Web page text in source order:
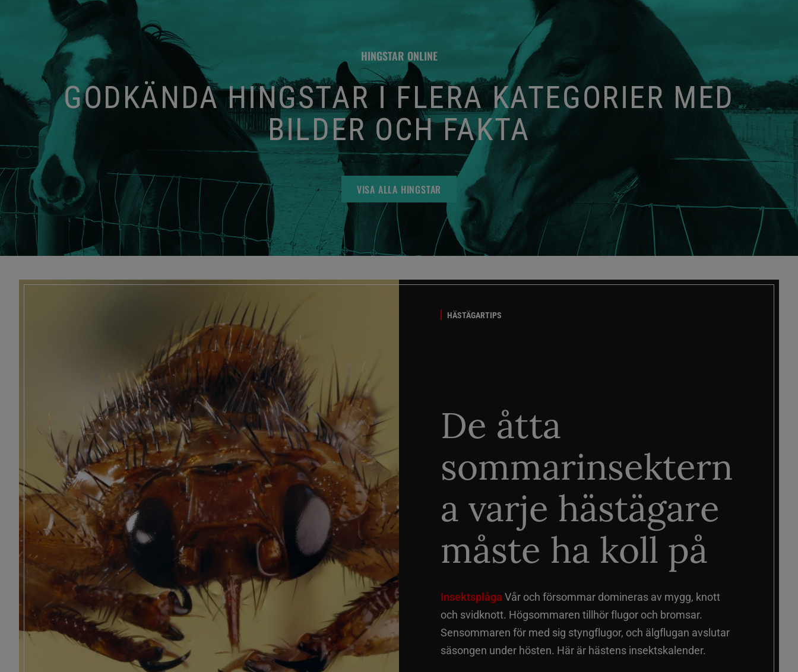
HINGSTAR ONLINE
GODKÄNDA HINGSTAR I FLERA KATEGORIER MED
BILDER OCH FAKTA
VISA ALLA HINGSTAR
HÄSTÄGARTIPS
De åtta
sommarinsektern
a varje hästägare
måste ha koll på
Insektsplåga Vår och försommar domineras av mygg, knott
och svidknott. Högsommaren tillhör flugor och bromsar.
Sensommaren för med sig styngflugor, och älgflugan avslutar
säsongen under hösten. Här är hästens insektskalender.